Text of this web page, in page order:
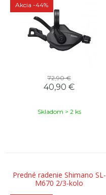
Akcia -44%
72,90 €
40,90 €
Skladom > 2 ks
Predné radenie Shimano SL-
M670 2/3-kolo